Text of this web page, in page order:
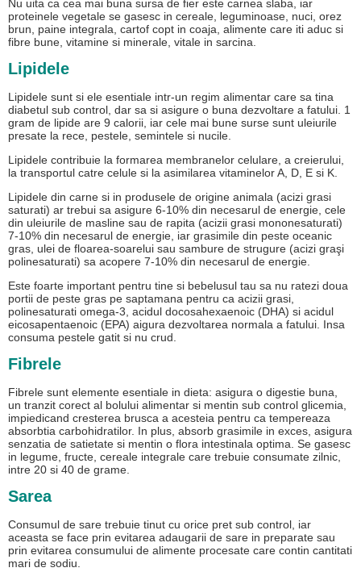
Nu uita ca cea mai buna sursa de fier este carnea slaba, iar
proteinele vegetale se gasesc in cereale, leguminoase, nuci, orez
brun, paine integrala, cartof copt in coaja, alimente care iti aduc si
fibre bune, vitamine si minerale, vitale in sarcina.
Lipidele
Lipidele sunt si ele esentiale intr-un regim alimentar care sa tina
diabetul sub control, dar sa si asigure o buna dezvoltare a fatului. 1
gram de lipide are 9 calorii, iar cele mai bune surse sunt uleiurile
presate la rece, pestele, semintele si nucile.
Lipidele contribuie la formarea membranelor celulare, a creierului,
la transportul catre celule si la asimilarea vitaminelor A, D, E si K.
Lipidele din carne si in produsele de origine animala (acizi grasi
saturati) ar trebui sa asigure 6-10% din necesarul de energie, cele
din uleiurile de masline sau de rapita (acizii grasi mononesaturati)
7-10% din necesarul de energie, iar grasimile din peste oceanic
gras, ulei de floarea-soarelui sau sambure de strugure (acizi graşi
polinesaturati) sa acopere 7-10% din necesarul de energie.
Este foarte important pentru tine si bebelusul tau sa nu ratezi doua
portii de peste gras pe saptamana pentru ca acizii grasi,
polinesaturati omega-3, acidul docosahexaenoic (DHA) si acidul
eicosapentaenoic (EPA) aigura dezvoltarea normala a fatului. Insa
consuma pestele gatit si nu crud.
Fibrele
Fibrele sunt elemente esentiale in dieta: asigura o digestie buna,
un tranzit corect al bolului alimentar si mentin sub control glicemia,
impiedicand cresterea brusca a acesteia pentru ca tempereaza
absorbtia carbohidratilor. In plus, absorb grasimile in exces, asigura
senzatia de satietate si mentin o flora intestinala optima. Se gasesc
in legume, fructe, cereale integrale care trebuie consumate zilnic,
intre 20 si 40 de grame.
Sarea
Consumul de sare trebuie tinut cu orice pret sub control, iar
aceasta se face prin evitarea adaugarii de sare in preparate sau
prin evitarea consumului de alimente procesate care contin cantitati
mari de sodiu.